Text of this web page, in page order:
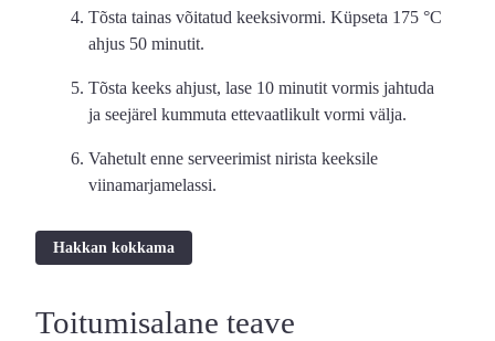
Tõsta tainas võitatud keeksivormi. Küpseta 175 °C
ahjus 50 minutit.
Tõsta keeks ahjust, lase 10 minutit vormis jahtuda
ja seejärel kummuta ettevaatlikult vormi välja.
Vahetult enne serveerimist nirista keeksile
viinamarjamelassi.
Hakkan kokkama
Toitumisalane teave